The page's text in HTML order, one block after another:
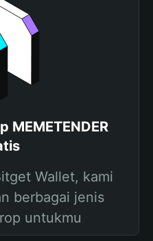
MEMETENDER
Wallet, kami
berbagai jenis
untukmu